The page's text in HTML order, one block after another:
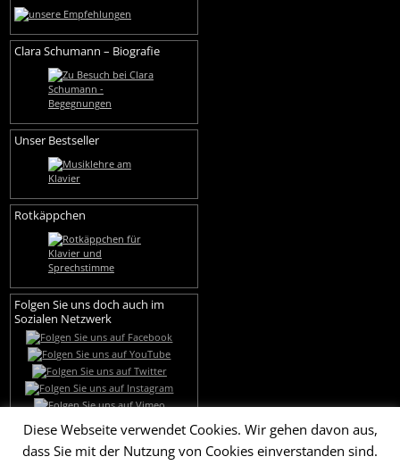
Clara Schumann – Biografie
Unser Bestseller
Rotkäppchen
Folgen Sie uns doch auch im
Sozialen Netzwerk
Diese Webseite verwendet Cookies. Wir gehen davon aus,
dass Sie mit der Nutzung von Cookies einverstanden sind.